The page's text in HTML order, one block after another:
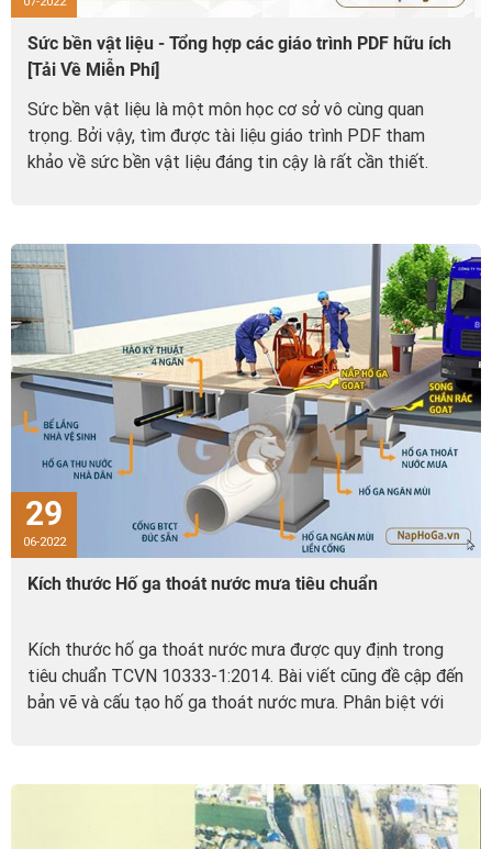
Sức bền vật liệu - Tổng hợp các giáo trình PDF hữu ích
[Tải Về Miễn Phí]
Sức bền vật liệu là một môn học cơ sở vô cùng quan
trọng. Bởi vậy, tìm được tài liệu giáo trình PDF tham
khảo về sức bền vật liệu đáng tin cậy là rất cần thiết.
29
06-2022
Kích thước Hố ga thoát nước mưa tiêu chuẩn
Kích thước hố ga thoát nước mưa được quy định trong
tiêu chuẩn TCVN 10333-1:2014. Bài viết cũng đề cập đến
bản vẽ và cấu tạo hố ga thoát nước mưa. Phân biệt với